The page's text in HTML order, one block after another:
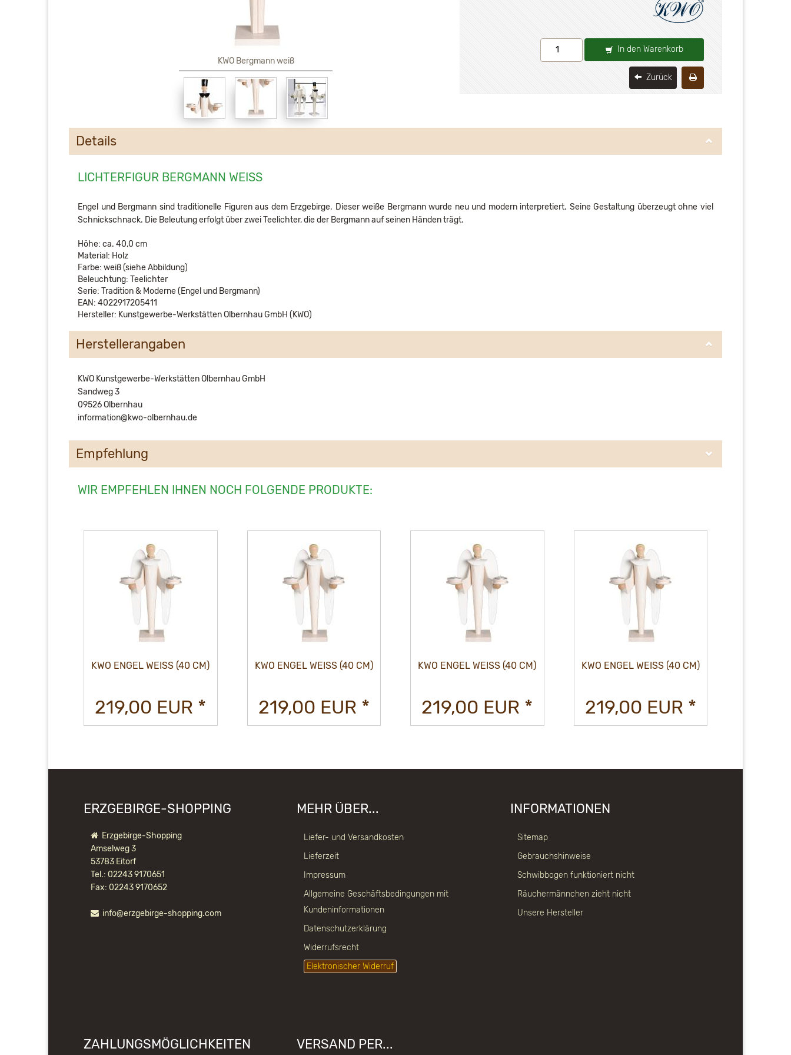
KWO Bergmann weiß
In den Warenkorb
Zurück
Details
LICHTERFIGUR BERGMANN WEISS
Engel und Bergmann sind traditionelle Figuren aus dem Erzgebirge. Dieser weiße Bergmann wurde neu und modern interpretiert. Seine Gestaltung überzeugt ohne viel
Schnickschnack. Die Beleutung erfolgt über zwei Teelichter, die der Bergmann auf seinen Händen trägt.
Höhe: ca. 40,0 cm
Material: Holz
Farbe: weiß (siehe Abbildung)
Beleuchtung: Teelichter
Serie: Tradition & Moderne (Engel und Bergmann)
EAN: 4022917205411
Hersteller: Kunstgewerbe-Werkstätten Olbernhau GmbH (KWO)
Herstellerangaben
KWO Kunstgewerbe-Werkstätten Olbernhau GmbH
Sandweg 3
09526 Olbernhau
information@kwo-olbernhau.de
Empfehlung
WIR EMPFEHLEN IHNEN NOCH FOLGENDE PRODUKTE:
KWO ENGEL WEISS (40 CM)
219,00 EUR *
KWO ENGEL WEISS (40 CM)
219,00 EUR *
KWO ENGEL WEISS (40 CM)
219,00 EUR *
KWO ENGEL WEISS (40 CM)
219,00 EUR *
ERZGEBIRGE-SHOPPING
Erzgebirge-Shopping
Amselweg 3
53783 Eitorf
Tel.: 02243 9170651
Fax: 02243 9170652
info@erzgebirge-shopping.com
MEHR ÜBER...
Liefer- und Versandkosten
Lieferzeit
Impressum
Allgemeine Geschäftsbedingungen mit
Kundeninformationen
Datenschutzerklärung
Widerrufsrecht
Elektronischer Widerruf
INFORMATIONEN
Sitemap
Gebrauchshinweise
Schwibbogen funktioniert nicht
Räuchermännchen zieht nicht
Unsere Hersteller
ZAHLUNGSMÖGLICHKEITEN VERSAND PER...